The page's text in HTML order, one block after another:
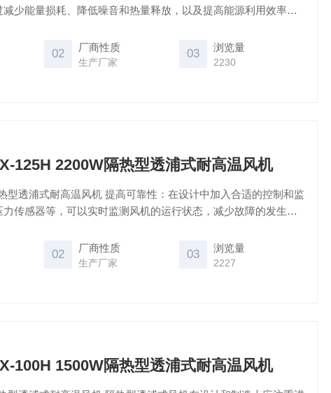
少能量损耗、降低噪音和热量释放，以及提高能源利用效率等
02 厂商性质
生产厂家
03 浏览量
2230
125H 2200W隔热型透浦式耐高温风机
提高可靠性：在设计中加入合适的控制和监
传感器等，可以实时监测风机的运行状态，减少故障的发生。
02 厂商性质
生产厂家
03 浏览量
2227
100H 1500W隔热型透浦式耐高温风机